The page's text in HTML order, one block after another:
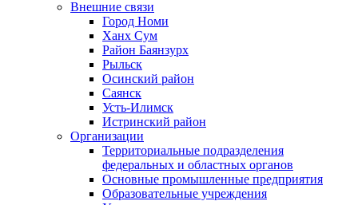
Внешние связи
Город Номи
Ханх Сум
Район Баянзурх
Рыльск
Осинский район
Саянск
Усть-Илимск
Истринский район
Организации
Территориальные подразделения
федеральных и областных органов
Основные промышленные предприятия
Образовательные учреждения